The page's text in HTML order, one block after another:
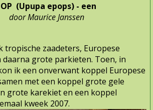
(Upupa epops) - een
door Maurice Janssen
tropische zaadeters, Europese
grote parkieten. Toen, in
ik een onverwant koppel Europese
met een koppel grote gele
grote karekiet en een koppel
kweek 2007.